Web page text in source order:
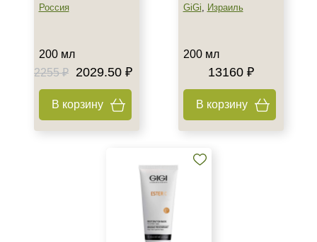
Область применения
Лицо
Шея
Россия
200 мл
2255 ₽
2029.50 ₽
В корзину
GiGi, Израиль
200 мл
13160 ₽
В корзину